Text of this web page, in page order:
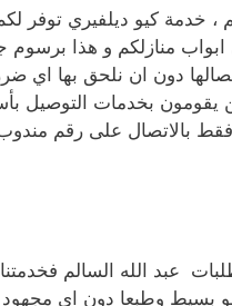
، خدمة كيو ديلفيري
منازلكم و هذا
دون ان نلحق بها اي
يقومون بخدمات
بالاتصال على رقم
عبد الله السالم
وطبعا دون اي مجهود